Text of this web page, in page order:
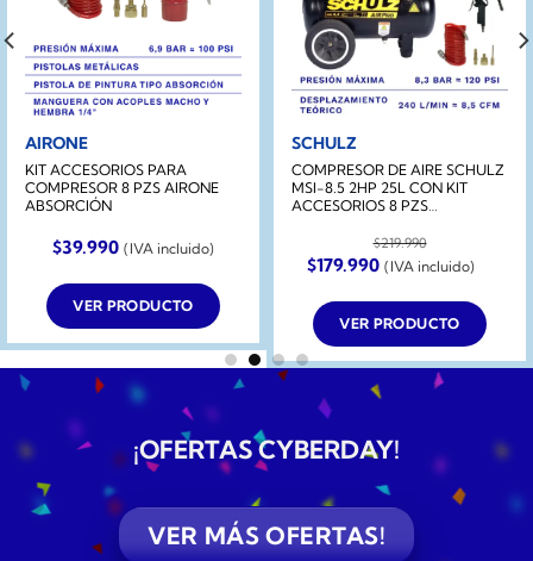
AIRONE
KIT ACCESORIOS PARA
COMPRESOR 8 PZS AIRONE
ABSORCIÓN
$39.990 (IVA incluido)
VER PRODUCTO
SCHULZ
COMPRESOR DE AIRE SCHULZ
MSI-8.5 2HP 25L CON KIT
ACCESORIOS 8 PZS
$219.990
El
precio
original
era:
$219.990.
$179.990El
precio
actual
es:
$179.990.
(IVA incluido)
VER PRODUCTO
¡OFERTAS CYBERDAY!
VER MÁS OFERTAS!